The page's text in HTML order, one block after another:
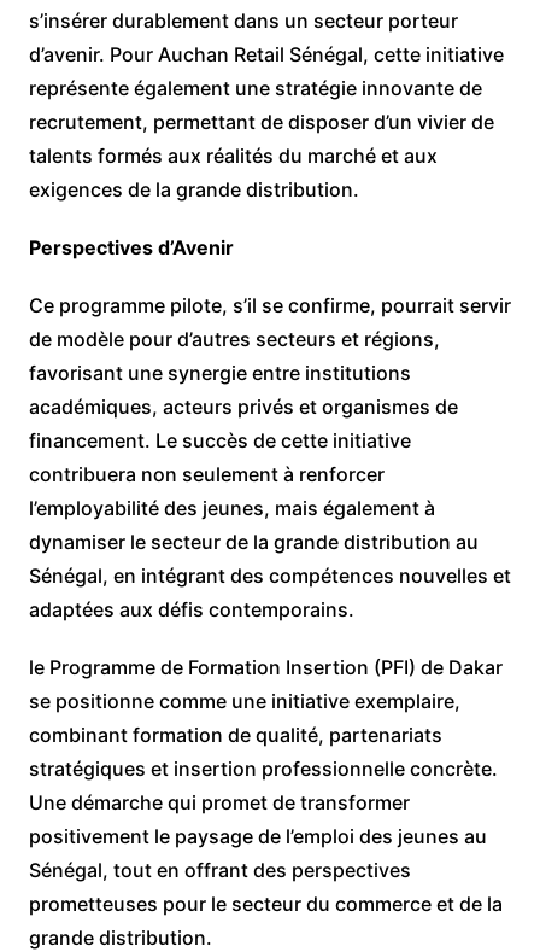
s’insérer durablement dans un secteur porteur
d’avenir. Pour Auchan Retail Sénégal, cette initiative
représente également une stratégie innovante de
recrutement, permettant de disposer d’un vivier de
talents formés aux réalités du marché et aux
exigences de la grande distribution.
Perspectives d’Avenir
Ce programme pilote, s’il se confirme, pourrait servir
de modèle pour d’autres secteurs et régions,
favorisant une synergie entre institutions
académiques, acteurs privés et organismes de
financement. Le succès de cette initiative
contribuera non seulement à renforcer
l’employabilité des jeunes, mais également à
dynamiser le secteur de la grande distribution au
Sénégal, en intégrant des compétences nouvelles et
adaptées aux défis contemporains.
le Programme de Formation Insertion (PFI) de Dakar
se positionne comme une initiative exemplaire,
combinant formation de qualité, partenariats
stratégiques et insertion professionnelle concrète.
Une démarche qui promet de transformer
positivement le paysage de l’emploi des jeunes au
Sénégal, tout en offrant des perspectives
prometteuses pour le secteur du commerce et de la
grande distribution.